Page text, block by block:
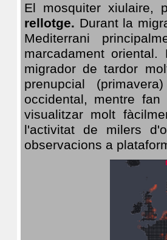
El mosquiter xiulaire,
rellotge. Durant la
Mediterrani
marcadament
migrador de tardor
prenupcial
occidental, mentre
visualitzar molt
l'activitat de milers
observacions a